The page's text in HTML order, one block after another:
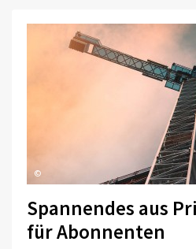
©
Spannendes aus
für Abonnenten